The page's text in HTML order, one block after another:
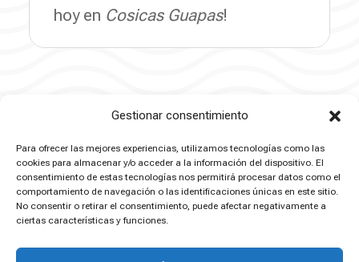
Gestionar consentimiento
Para ofrecer las mejores experiencias, utilizamos tecnologías como las
cookies para almacenar y/o acceder a la información del dispositivo. El
consentimiento de estas tecnologías nos permitirá procesar datos como el
comportamiento de navegación o las identificaciones únicas en este sitio.
No consentir o retirar el consentimiento, puede afectar negativamente a
ciertas características y funciones.
hoy en Cosicas Guapas!